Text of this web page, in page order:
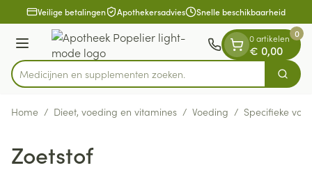
Ga naar de inhoud
1 van 1Veilige betalingen Apothekersadvies Snelle beschikbaarheid
Menu
Product, merk, categorie...
Medicijnen en s Zoek
0 artikelen
€ 0,00
0
Home / Dieet, voeding en vitamines / Voeding / Specifieke
Zoetstof